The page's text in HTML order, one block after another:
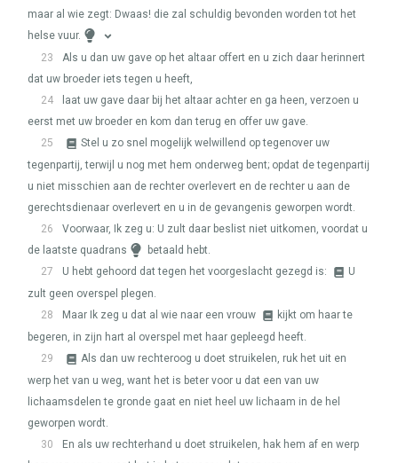
maar al wie zegt: Dwaas! die zal schuldig bevonden worden tot het
helse vuur.
23
Als u dan uw gave op het altaar offert en u zich daar herinnert
dat uw broeder iets tegen u heeft,
24
laat uw gave daar bij het altaar achter en ga heen, verzoen u
eerst met uw broeder en kom dan terug en offer uw gave.
25
Stel u zo snel mogelijk welwillend op tegenover uw
tegenpartij, terwijl u nog met hem onderweg bent; opdat de tegenpartij
u niet misschien aan de rechter overlevert en de rechter u aan de
gerechtsdienaar overlevert en u in de gevangenis geworpen wordt.
26
Voorwaar, Ik zeg u: U zult daar beslist niet uitkomen, voordat u
de laatste quadrans
betaald hebt.
27
U hebt gehoord dat tegen het voorgeslacht gezegd is:
U
zult geen overspel plegen.
28
Maar Ik zeg u dat al wie naar een vrouw
kijkt om haar te
begeren, in zijn hart al overspel met haar gepleegd heeft.
29
Als dan uw rechteroog u doet struikelen, ruk het uit en
werp het van u weg, want het is beter voor u dat een van uw
lichaamsdelen te gronde gaat en niet heel uw lichaam in de hel
geworpen wordt.
30
En als uw rechterhand u doet struikelen, hak hem af en werp